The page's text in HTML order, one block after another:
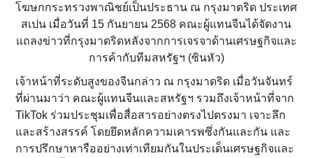
โฆษกกระทรวงพาณิชย์เป็นประธาน ณ กรุงมาดริด ประเทศ
สเปน เมื่อวันที่ 15 กันยายน 2568 คณะผู้แทนจีนได้จัดงาน
แถลงข่าวที่กรุงมาดริดหลังจากการเจรจาด้านเศรษฐกิจและ
การค้ากับทีมสหรัฐฯ (ซินหัว)
เจ้าหน้าที่ระดับสูงของจีนกล่าว ณ กรุงมาดริด เมื่อวันจันทร์
ที่ผ่านมาว่า คณะผู้แทนจีนและสหรัฐฯ รวมถึงเจ้าหน้าที่จาก
TikTok ร่วมประชุมเพื่อสื่อสารอย่างตรงไปตรงมา เจาะลึก
และสร้างสรรค์ โดยยึดหลักความเคารพซึ่งกันและกัน และ
การปรึกษาหารืออย่างเท่าเทียมกันในประเด็นเศรษฐกิจและ